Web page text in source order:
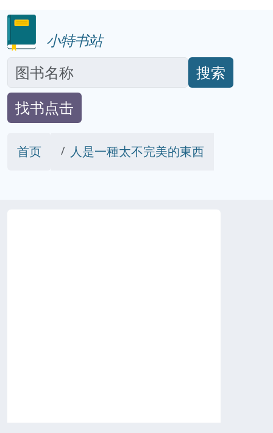
小特书站
搜索
找书点击
首页 人是一種太不完美的東西